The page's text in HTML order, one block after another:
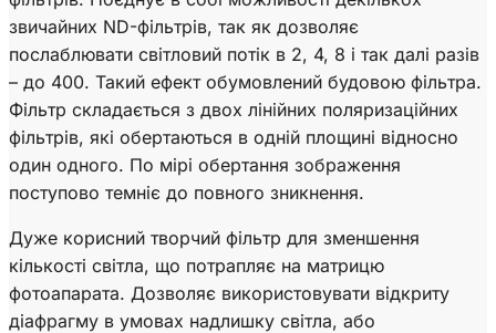
звичайних ND-фільтрів, так як дозволяє
послаблювати світловий потік в 2, 4, 8 і так далі разів
– до 400. Такий ефект обумовлений будовою фільтра.
Фільтр складається з двох лінійних поляризаційних
фільтрів, які обертаються в одній площині відносно
один одного. По мірі обертання зображення
поступово темніє до повного зникнення.
Дуже корисний творчий фільтр для зменшення
кількості світла, що потрапляє на матрицю
фотоапарата. Дозволяє використовувати відкриту
діафрагму в умовах надлишку світла, або